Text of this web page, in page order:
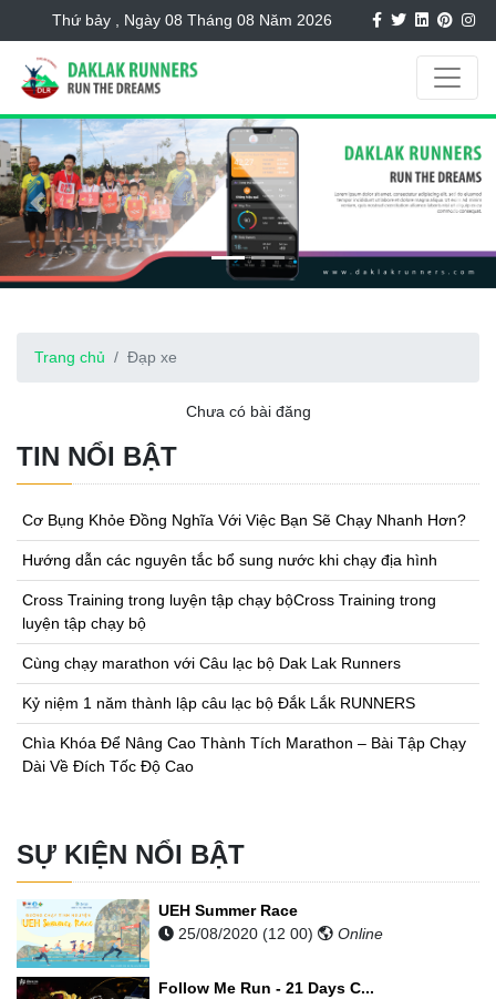
Thứ bảy , Ngày 08 Tháng 08 Năm 2026
Previous Next
Trang chủ Đạp xe
Chưa có bài đăng
TIN NỔI BẬT
Cơ Bụng Khỏe Đồng Nghĩa Với Việc Bạn Sẽ Chạy Nhanh Hơn?
Hướng dẫn các nguyên tắc bổ sung nước khi chạy địa hình
Cross Training trong luyện tập chạy bộCross Training trong
luyện tập chạy bộ
Cùng chạy marathon với Câu lạc bộ Dak Lak Runners
Kỷ niệm 1 năm thành lập câu lạc bộ Đắk Lắk RUNNERS
Chìa Khóa Để Nâng Cao Thành Tích Marathon – Bài Tập Chạy
Dài Về Đích Tốc Độ Cao
SỰ KIỆN NỔI BẬT
UEH Summer Race
25/08/2020 (12 00)
Online
Follow Me Run - 21 Days C...